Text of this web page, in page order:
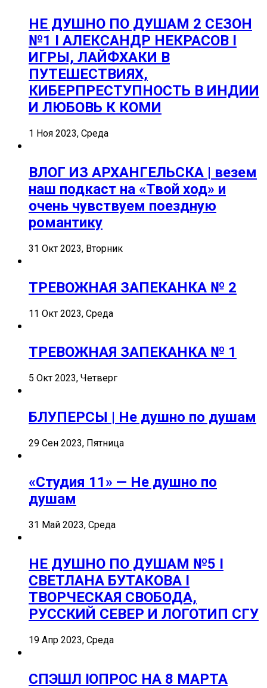
НЕ ДУШНО ПО ДУШАМ 2 СЕЗОН
№1 I АЛЕКСАНДР НЕКРАСОВ I
ИГРЫ, ЛАЙФХАКИ В
ПУТЕШЕСТВИЯХ,
КИБЕРПРЕСТУПНОСТЬ В ИНДИИ
И ЛЮБОВЬ К КОМИ
1 Ноя 2023, Среда
ВЛОГ ИЗ АРХАНГЕЛЬСКА | везем
наш подкаст на «Твой ход» и
очень чувствуем поездную
романтику
31 Окт 2023, Вторник
ТРЕВОЖНАЯ ЗАПЕКАНКА № 2
11 Окт 2023, Среда
ТРЕВОЖНАЯ ЗАПЕКАНКА № 1
5 Окт 2023, Четверг
БЛУПЕРСЫ | Не душно по душам
29 Сен 2023, Пятница
«Студия 11» — Не душно по
душам
31 Май 2023, Среда
НЕ ДУШНО ПО ДУШАМ №5 I
СВЕТЛАНА БУТАКОВА I
ТВОРЧЕСКАЯ СВОБОДА,
РУССКИЙ СЕВЕР И ЛОГОТИП СГУ
19 Апр 2023, Среда
СПЭШЛ ӏ ОПРОС НА 8 МАРТА